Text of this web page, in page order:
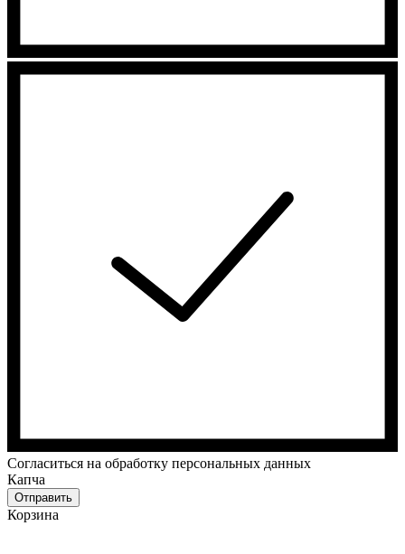
Cогласиться на обработку персональных данных
Капча
Отправить
Корзина